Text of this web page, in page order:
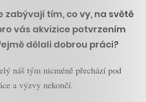
zabývají tím, co vy, na světě
vás akvizice potvrzením
dělali dobrou práci?
náš tým nicméně přechází pod
a výzvy nekončí.